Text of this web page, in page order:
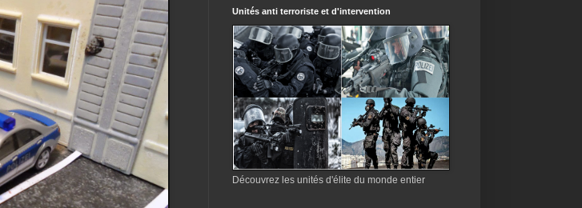
Unités anti terroriste et d'intervention
Découvrez les unités d'élite du monde entier